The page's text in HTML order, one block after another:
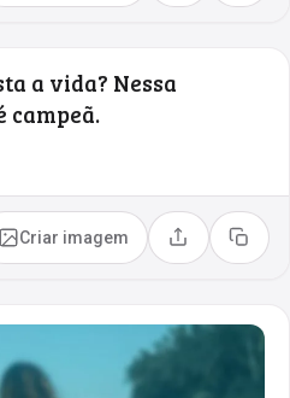
a vida? Nessa
campeã.
Criar imagem Compartilhar
Copiar